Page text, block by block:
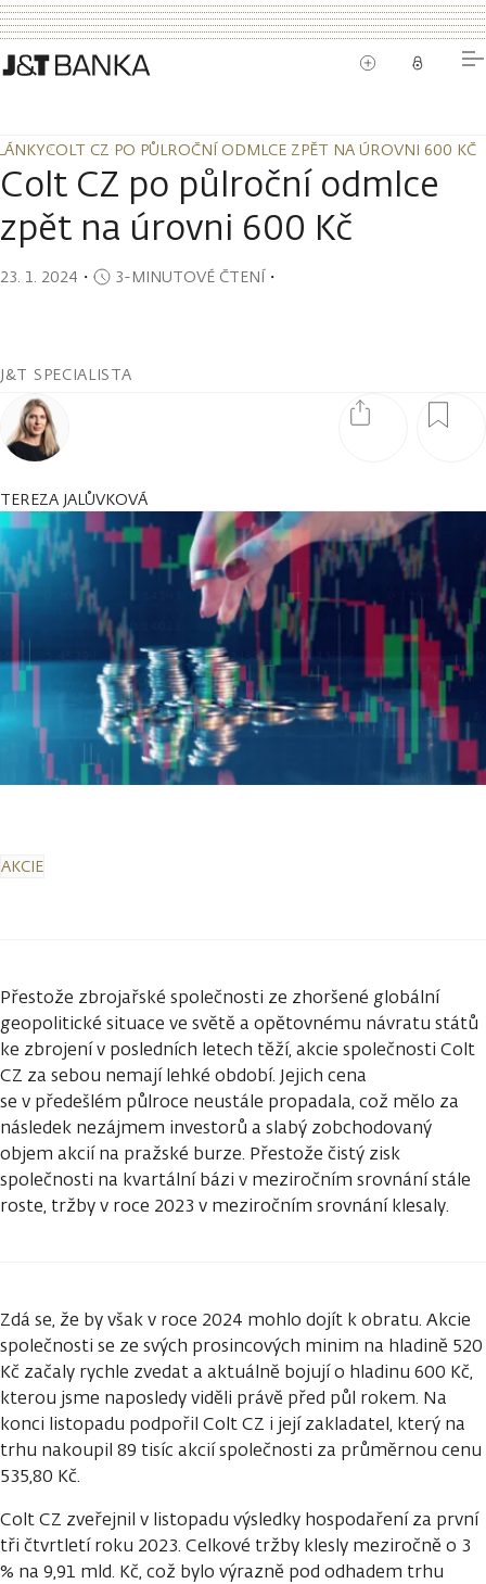
COLT CZ PO PŮLROČNÍ ODMLCE ZPĚT NA ÚROVNI 600 KČ
COLT CZ PO PŮLROČNÍ ODMLCE ZPĚT NA ÚROVNI 600 KČ
Colt CZ po půlroční odmlce
zpět na úrovni 600 Kč
23. 1. 2024 ・ 3-MINUTOVÉ ČTENÍ・
J&T SPECIALISTA
TEREZA JALŮVKOVÁ
AKCIE
Přestože zbrojařské společnosti ze zhoršené globální
geopolitické situace ve světě a opětovnému návratu států
ke zbrojení v posledních letech těží, akcie společnosti Colt
CZ za sebou nemají lehké období. Jejich cena
se v předešlém půlroce neustále propadala, což mělo za
následek nezájmem investorů a slabý zobchodovaný
objem akcií na pražské burze. Přestože čistý zisk
společnosti na kvartální bázi v meziročním srovnání stále
roste, tržby v roce 2023 v meziročním srovnání klesaly.
Zdá se, že by však v roce 2024 mohlo dojít k obratu. Akcie
společnosti se ze svých prosincových minim na hladině 520
Kč začaly rychle zvedat a aktuálně bojují o hladinu 600 Kč,
kterou jsme naposledy viděli právě před půl rokem. Na
konci listopadu podpořil Colt CZ i její zakladatel, který na
trhu nakoupil 89 tisíc akcií společnosti za průměrnou cenu
535,80 Kč.
Colt CZ zveřejnil v listopadu výsledky hospodaření za první
tři čtvrtletí roku 2023. Celkové tržby klesly meziročně o 3
% na 9,91 mld. Kč, což bylo výrazně pod odhadem trhu